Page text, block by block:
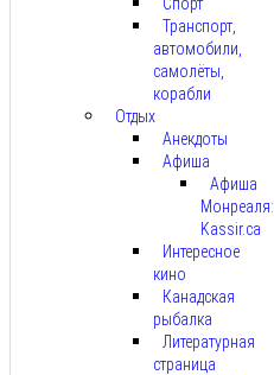
Транспорт,
автомобили,
самолёты,
корабли
Отдых
Анекдоты
Афиша
Афиша
Монреаля:
Kassir.ca
Интересное
кино
Канадская
рыбалка
Литературная
страница